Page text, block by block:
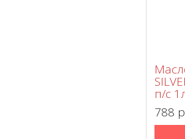
п/с
788 p